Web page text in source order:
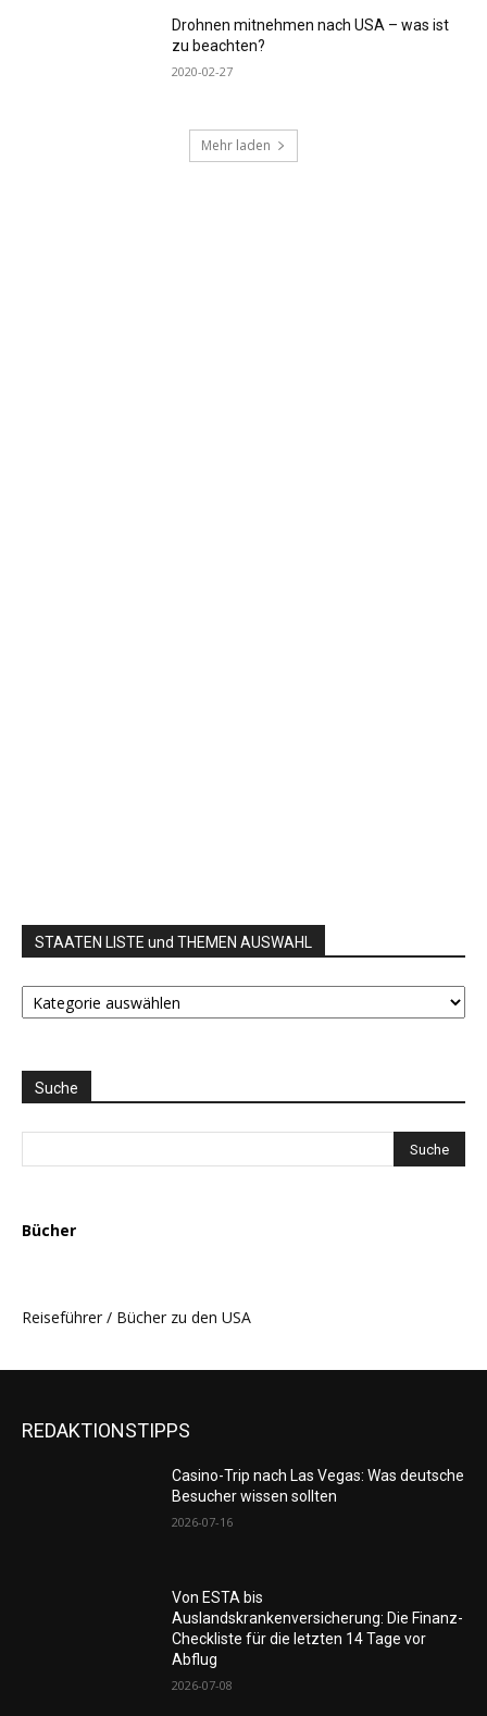
Drohnen mitnehmen nach USA – was ist
zu beachten?
2020-02-27
Mehr laden
STAATEN LISTE und THEMEN AUSWAHL
STAATEN
LISTE
AUSWAHL
Suche
Bücher
Reiseführer / Bücher zu den USA
REDAKTIONSTIPPS
Casino-Trip nach Las Vegas: Was deutsche
Besucher wissen sollten
2026-07-16
Von ESTA bis
Auslandskrankenversicherung: Die Finanz-
Checkliste für die letzten 14 Tage vor
Abflug
2026-07-08